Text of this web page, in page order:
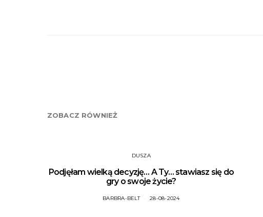
ZOBACZ RÓWNIEŻ
DUSZA
Podjęłam wielką decyzję… A Ty… stawiasz się do
gry o swoje życie?
BARBRA-BELT 28-08-2024